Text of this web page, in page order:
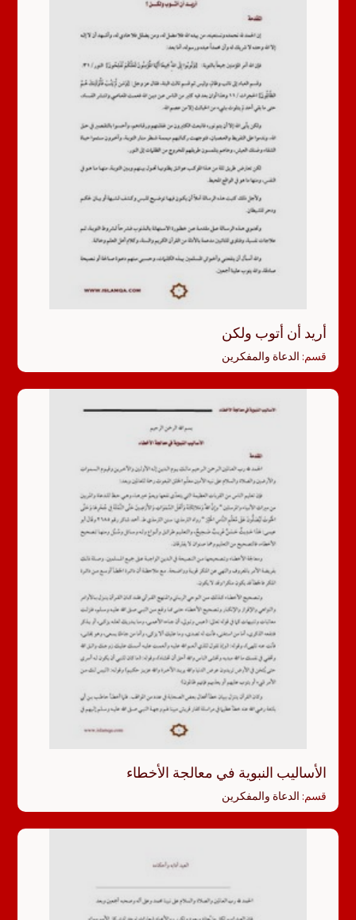
أريد أن أتوب ولكن
قسم: الدعاة والمفكرين
الأساليب النبوية في معالجة الأخطاء
قسم: الدعاة والمفكرين